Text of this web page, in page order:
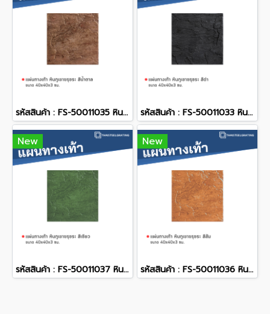
รหัสสินค้า : FS-50011035 หินภูเขาขรุขระ สีน้ำตาล 40 x 40 x 3 ซม. รหัสสินค้า : FS-50011033 หินภูเขาขรุขระ สีดำ 40 x 40 x 3 ซม.
New
รหัสสินค้า : FS-50011037 หินภูเขาขรุขระ สีเขียว 40 x 40 x 3 ซม.
New
รหัสสินค้า : FS-50011036 หินภูเขาขรุขระ สีส้ม 40 x 40 x 3 ซม.